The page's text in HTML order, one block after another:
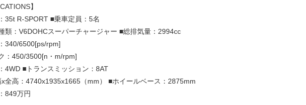
】
35t R-SPORT ■乗車定員：5名
類：V6DOHCスーパーチャージャー ■総排気量：2994cc
340/6500[ps/rpm]
：450/3500[n・m/rpm]
4WD ■トランスミッション：8AT
全高：4740x1935x1665（mm） ■ホイールベース：2875mm
849万円